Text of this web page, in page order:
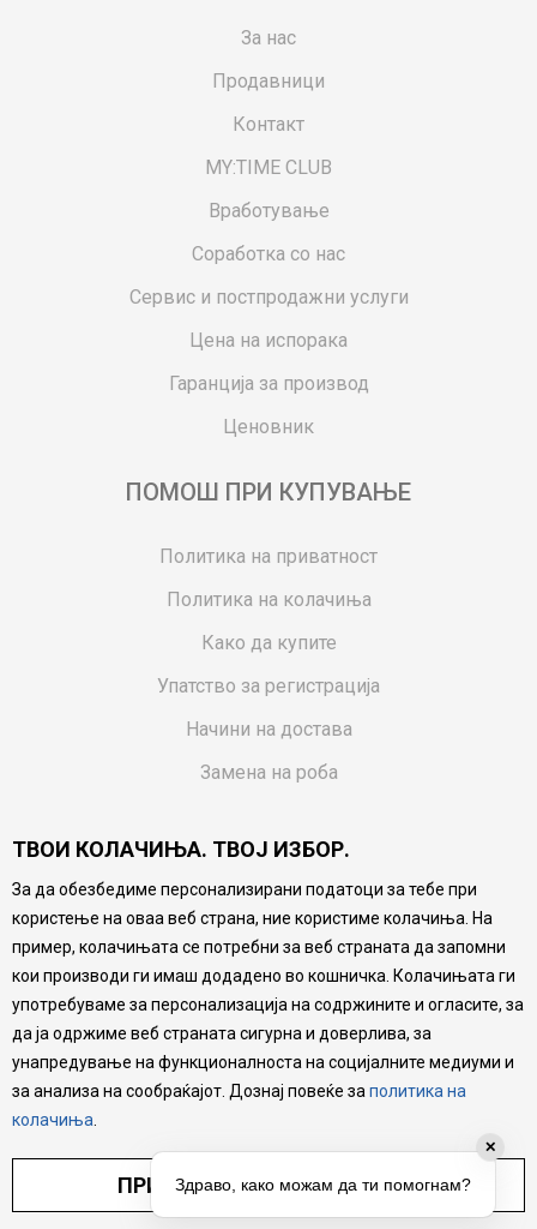
За нас
Продавници
Контакт
MY:TIME CLUB
Вработување
Соработка со нас
Сервис и постпродажни услуги
Цена на испорака
Гаранција за производ
Ценовник
ПОМОШ ПРИ КУПУВАЊЕ
Политика на приватност
Политика на колачиња
Како да купите
Упатство за регистрација
Начини на достава
Замена на роба
Ваучери
Product Finder
FAQs
Настојуваме да бидеме што попрецизни во описот на
производите, прикажување на слики и цени, но не
можеме да гарантираме дека сите информации се
комплетни и без грешка. Сите производи се дел од
нашата понуда, но не се подразбира дека мора да се
достапни во секој момент.
ТВОИ КОЛАЧИЊА. ТВОЈ ИЗБОР.
За да обезбедиме персонализирани податоци за тебе при
користење на оваа веб страна, ние користиме колачиња. На
пример, колачињата се потребни за веб страната да запомни
кои производи ги имаш додадено во кошничка. Колачињата ги
употребуваме за персонализација на содржините и огласите, за
да ја одржиме веб страната сигурна и доверлива, за
унапредување на функционалноста на социјалните медиуми и
за анализа на сообраќајот. Дознај повеќе за политика на
колачиња
ПРИЛАГОДИ ПОСТАВУВАЊА
✕
Здраво, како можам да ти помогнам?